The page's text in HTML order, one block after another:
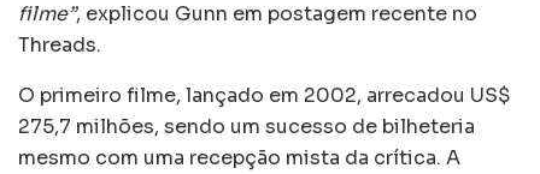
filme”, explicou Gunn em postagem recente no
Threads.
O primeiro filme, lançado em 2002, arrecadou US$
275,7 milhões, sendo um sucesso de bilheteria
mesmo com uma recepção mista da crítica. A